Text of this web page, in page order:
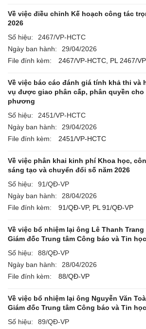
Về việc điều chỉnh Kế hoạch công tác
2026
Số hiệu:
2467/VP-HCTC
Ngày ban hành:
29/04/2026
File đính kèm:
2467/VP-HCTC, PL 2467/
Về việc báo cáo đánh giá tính khả thi và
vụ được giao phân cấp, phân quyền
phương
Số hiệu:
2451/VP-HCTC
Ngày ban hành:
29/04/2026
File đính kèm:
2451/VP-HCTC
Về việc phân khai kinh phí Khoa học,
sáng tạo và chuyển đổi số năm 2026
Số hiệu:
91/QĐ-VP
Ngày ban hành:
28/04/2026
File đính kèm:
91/QĐ-VP, PL 91/QĐ-VP
Về việc bổ nhiệm lại ông Lê Thanh
Giám đốc Trung tâm Công báo và Tin học
Số hiệu:
88/QĐ-VP
Ngày ban hành:
28/04/2026
File đính kèm:
88/QĐ-VP
Về việc bổ nhiệm lại ông Nguyễn Văn
Giám đốc Trung tâm Công báo và Tin học
Số hiệu:
89/QĐ-VP